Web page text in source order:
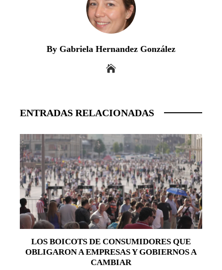
By Gabriela Hernandez González
ENTRADAS RELACIONADAS
LOS BOICOTS DE CONSUMIDORES QUE
OBLIGARON A EMPRESAS Y GOBIERNOS A
CAMBIAR